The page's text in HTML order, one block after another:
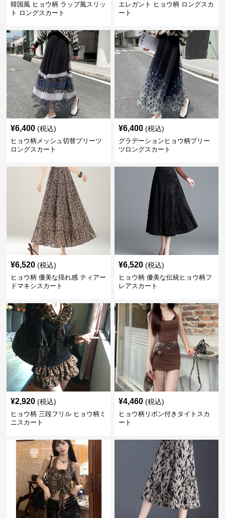
韓国風 ヒョウ柄 ラップ風スリッ
ト ロングスカート
エレガント ヒョウ柄 ロングスカ
ート
¥6,400 (税込)
ヒョウ柄メッシュ切替プリーツ
ロングスカート
¥6,400 (税込)
グラデーションヒョウ柄プリー
ツロングスカート
¥6,520 (税込)
ヒョウ柄 優美な揺れ感 ティアー
ドマキシスカート
¥6,520 (税込)
ヒョウ柄 優美な伝統ヒョウ柄フ
レアスカート
¥2,920 (税込)
ヒョウ柄 三段フリル ヒョウ柄ミ
ニスカート
¥4,460 (税込)
ヒョウ柄リボン付きタイトスカ
ート